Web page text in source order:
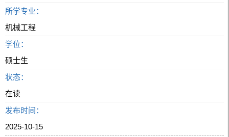
所学专业：
机械工程
学位：
硕士生
状态：
在读
发布时间：
2025-10-15